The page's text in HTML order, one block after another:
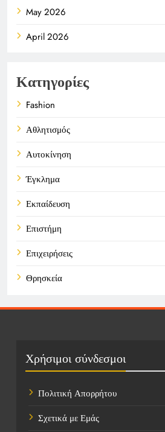
May 2026
April 2026
Κατηγορίες
Fashion
Αθλητισμός
Αυτοκίνηση
Έγκλημα
Εκπαίδευση
Επιστήμη
Επιχειρήσεις
Θρησκεία
Πολιτική
Υγεία
Χρήσιμοι σύνδεσμοι
Πολιτική Απορρήτου
Σχετικά με Εμάς